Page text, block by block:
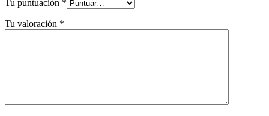
Tu puntuación *
Tu valoración *